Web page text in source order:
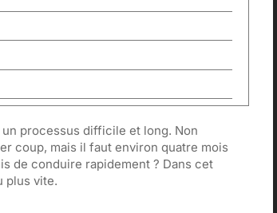
processus difficile et long. Non
coup, mais il faut environ quatre mois
de conduire rapidement ? Dans cet
plus vite.